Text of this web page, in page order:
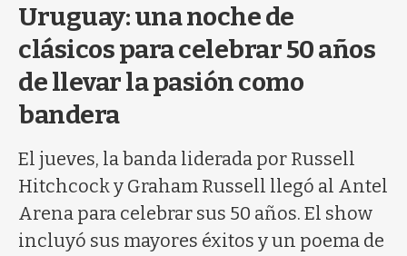
Uruguay: una noche de
clásicos para celebrar 50 años
de llevar la pasión como
bandera
El jueves, la banda liderada por Russell
Hitchcock y Graham Russell llegó al Antel
Arena para celebrar sus 50 años. El show
incluyó sus mayores éxitos y un poema de